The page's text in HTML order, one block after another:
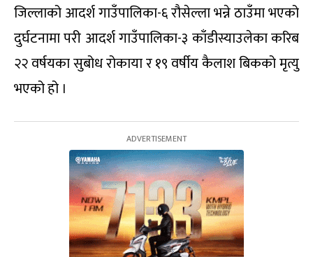
जिल्लाको आदर्श गाउँपालिका-६ रौसेल्ला भन्ने ठाउँमा भएको
दुर्घटनामा परी आदर्श गाउँपालिका-३ काँडीस्याउलेका करिब
२२ वर्षयका सुबोध रोकाया र १९ वर्षीय कैलाश बिकको मृत्यु
भएको हो ।